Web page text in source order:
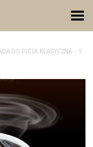
Toggle Menu
DO PICIA KLASYCZNA – 5